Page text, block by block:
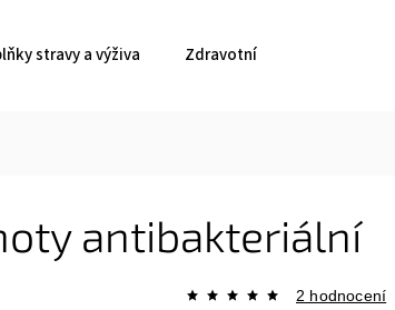
stravy a výživa Zdravotní pomůcky
antibakteriální
2 hodnocení